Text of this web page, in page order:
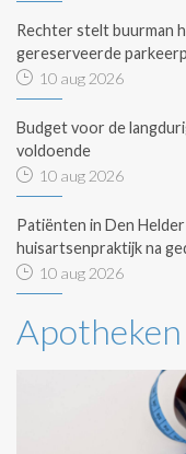
Rechter stelt buurman
gereserveerde
10 aug 2026
Budget voor de
voldoende
10 aug 2026
Patiënten in Den
huisartsenpraktijk na
10 aug 2026
Apotheken